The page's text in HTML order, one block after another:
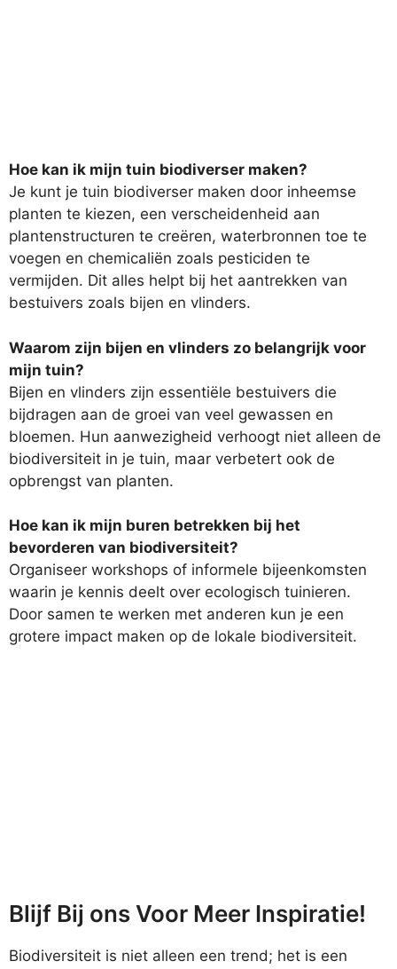
Hoe kan ik mijn tuin biodiverser maken?
Je kunt je tuin biodiverser maken door inheemse
planten te kiezen, een verscheidenheid aan
plantenstructuren te creëren, waterbronnen toe te
voegen en chemicaliën zoals pesticiden te
vermijden. Dit alles helpt bij het aantrekken van
bestuivers zoals bijen en vlinders.
Waarom zijn bijen en vlinders zo belangrijk voor
mijn tuin?
Bijen en vlinders zijn essentiële bestuivers die
bijdragen aan de groei van veel gewassen en
bloemen. Hun aanwezigheid verhoogt niet alleen de
biodiversiteit in je tuin, maar verbetert ook de
opbrengst van planten.
Hoe kan ik mijn buren betrekken bij het
bevorderen van biodiversiteit?
Organiseer workshops of informele bijeenkomsten
waarin je kennis deelt over ecologisch tuinieren.
Door samen te werken met anderen kun je een
grotere impact maken op de lokale biodiversiteit.
Blijf Bij ons Voor Meer Inspiratie!
Biodiversiteit is niet alleen een trend; het is een